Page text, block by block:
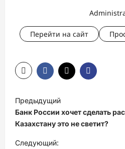
Перейти на сайт
а
в
и
Предыдущий
Банк России хочет сделать
Казахстану это не светит?
Следующий: